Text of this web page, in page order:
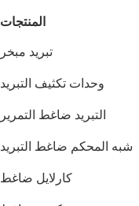
المنتجات
تبريد مبخر
وحدات تكثيف التبريد
التبريد ضاغط التمرير
شبه المحكم ضاغط التبريد
كارلايل ضاغط